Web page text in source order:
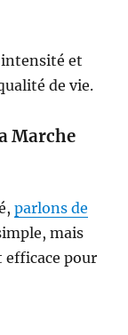
intensité et
de vie.
Marche
parlons de
mais
pour